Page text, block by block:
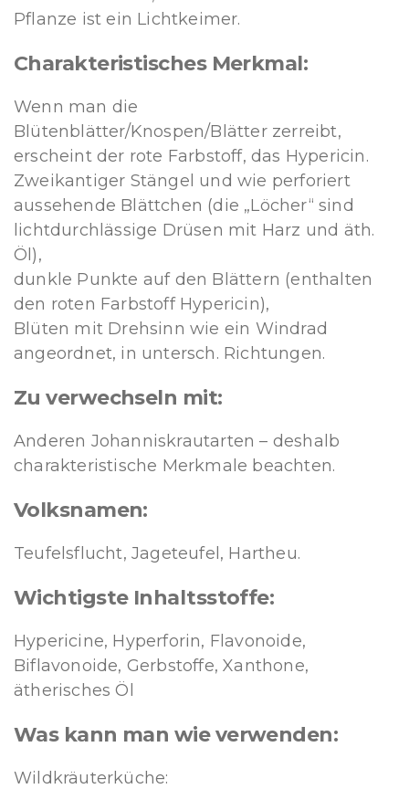
Pflanze ist ein Lichtkeimer.
Charakteristisches Merkmal:
Wenn man die
Blütenblätter/Knospen/Blätter zerreibt,
erscheint der rote Farbstoff, das Hypericin.
Zweikantiger Stängel und wie perforiert
aussehende Blättchen (die „Löcher“ sind
lichtdurchlässige Drüsen mit Harz und äth.
Öl),
dunkle Punkte auf den Blättern (enthalten
den roten Farbstoff Hypericin),
Blüten mit Drehsinn wie ein Windrad
angeordnet, in untersch. Richtungen.
Zu verwechseln mit:
Anderen Johanniskrautarten – deshalb
charakteristische Merkmale beachten.
Volksnamen:
Teufelsflucht, Jageteufel, Hartheu.
Wichtigste Inhaltsstoffe:
Hypericine, Hyperforin, Flavonoide,
Biflavonoide, Gerbstoffe, Xanthone,
ätherisches Öl
Was kann man wie verwenden:
Wildkräuterküche: